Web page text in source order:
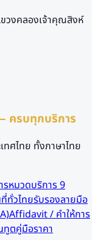
วงคลองเจ้าคุณสิงห์
ครบทุกบริการ
ทศไทย ทั้งภาษาไทย
รหมวดบริการ 9
ทั่วไทยรับรองลายมือ
Affidavit / คำให้การ
ทูตคู่มือราคา